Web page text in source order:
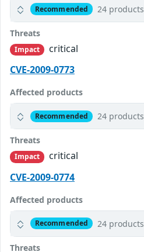
Recommended 24 products
Threats
Impact
critical
CVE-2009-0773
Affected products
Recommended 24 products
Threats
Impact
critical
CVE-2009-0774
Affected products
Recommended 24 products
Threats